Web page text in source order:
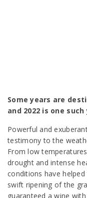
Some years are
and 2022 is one such
Powerful and
testimony to the
From low
drought and intense
conditions have
swift ripening of the
guaranteed a wine